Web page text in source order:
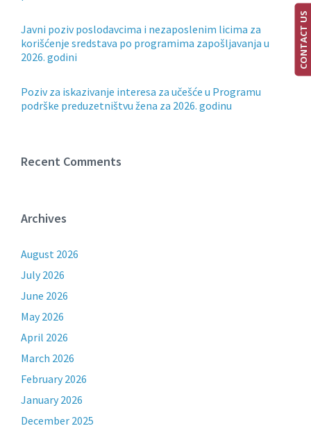
Javni poziv poslodavcima i nezaposlenim licima za
korišćenje sredstava po programima zapošljavanja u
2026. godini
Poziv za iskazivanje interesa za učešće u Programu
podrške preduzetništvu žena za 2026. godinu
Recent Comments
Archives
August 2026
July 2026
June 2026
May 2026
April 2026
March 2026
February 2026
January 2026
December 2025
CONTACT US